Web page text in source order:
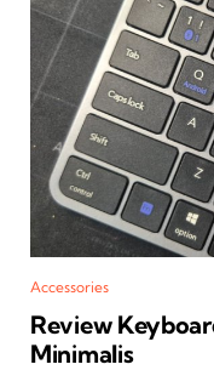
Accessories
Review
Minimalis